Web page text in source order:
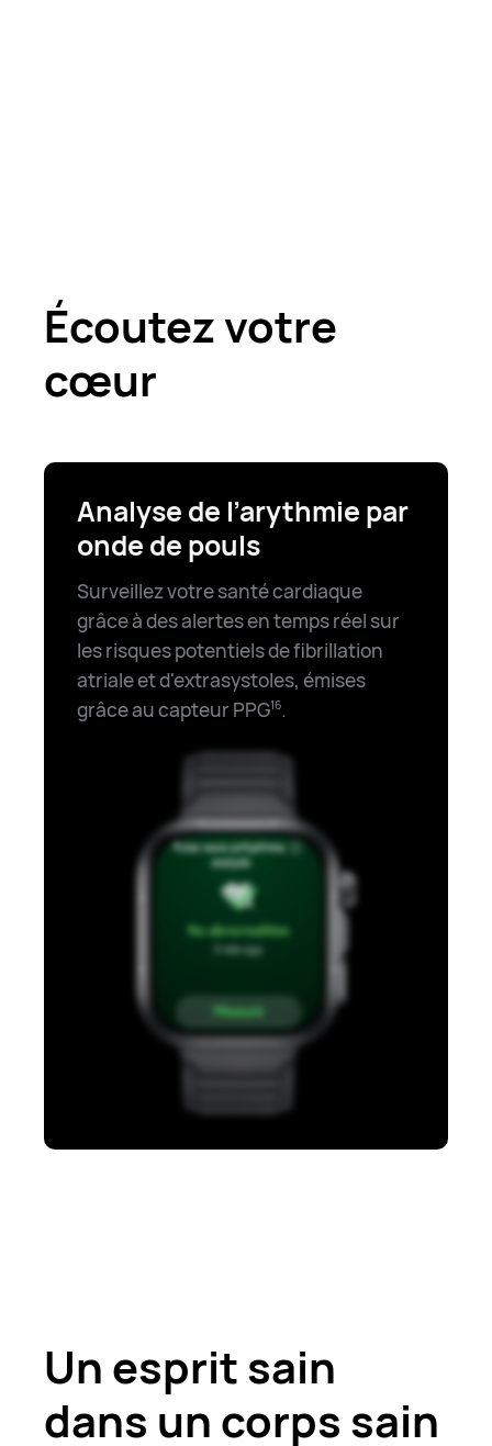
Écoutez votre
cœur
Analyse de l’arythmie par
onde de pouls
Surveillez votre santé cardiaque
grâce à des alertes en temps réel sur
les risques potentiels de fibrillation
⁠atriale et d'extrasystoles, émises
grâce au capteur PPG16.
Un esprit sain
dans un corps sain